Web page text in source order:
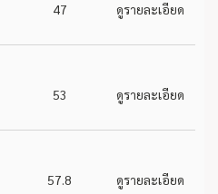
47 ดูรายละเอียด
53 ดูรายละเอียด
57.8 ดูรายละเอียด